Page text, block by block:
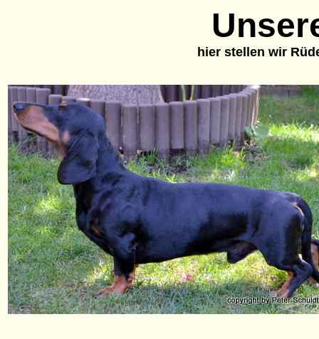
hier stellen wir